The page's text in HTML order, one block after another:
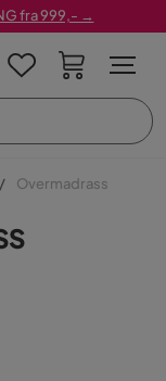
fra 999,- →
Overmadrass